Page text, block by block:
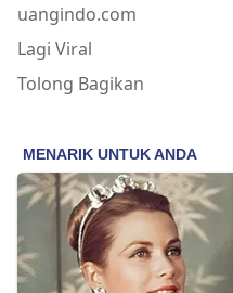
uangindo.com
Lagi Viral
Tolong Bagikan